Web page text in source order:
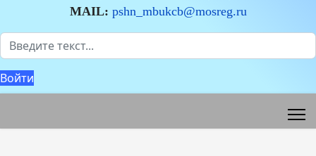
MAIL: pshn_mbukcb@mosreg.ru
Поиск
Войти